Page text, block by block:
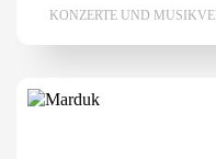
KONZERTE UND